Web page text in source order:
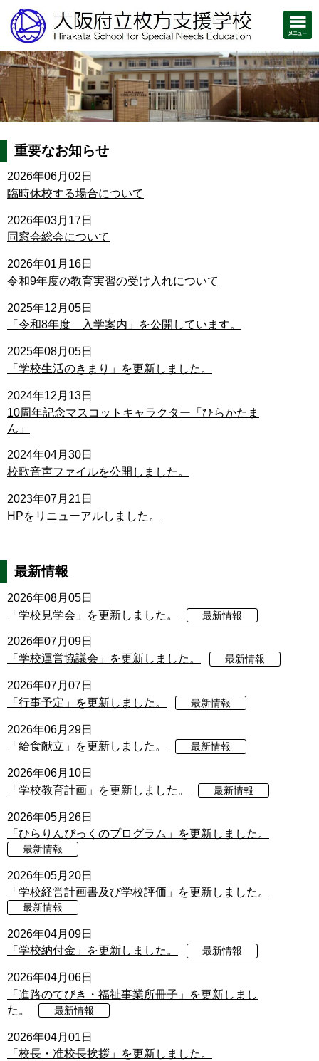
重要なお知らせ
2026年06月02日
臨時休校する場合について
2026年03月17日
同窓会総会について
2026年01月16日
令和9年度の教育実習の受け入れについて
2025年12月05日
「令和8年度 入学案内」を公開しています。
2025年08月05日
「学校生活のきまり」を更新しました。
2024年12月13日
10周年記念マスコットキャラクター「ひらかたま
ん」
2024年04月30日
校歌音声ファイルを公開しました。
2023年07月21日
HPをリニューアルしました。
最新情報
2026年08月05日
「学校見学会」を更新しました。
最新情報
2026年07月09日
「学校運営協議会」を更新しました。
最新情報
2026年07月07日
「行事予定」を更新しました。
最新情報
2026年06月29日
「給食献立」を更新しました。
最新情報
2026年06月10日
「学校教育計画」を更新しました。
最新情報
2026年05月26日
「ひらりんぴっくのプログラム」を更新しました。
最新情報
2026年05月20日
「学校経営計画書及び学校評価」を更新しました。
最新情報
2026年04月09日
「学校納付金」を更新しました。
最新情報
2026年04月06日
「進路のてびき・福祉事業所冊子」を更新しまし
た。
最新情報
2026年04月01日
「校長・准校長挨拶」を更新しました。